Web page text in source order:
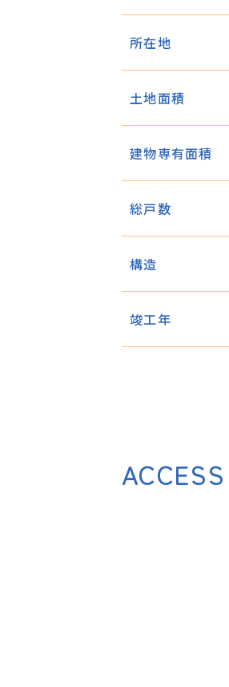
所在地
土地面積
建物専有面積
総戸数
構造
竣工年
ACCESS